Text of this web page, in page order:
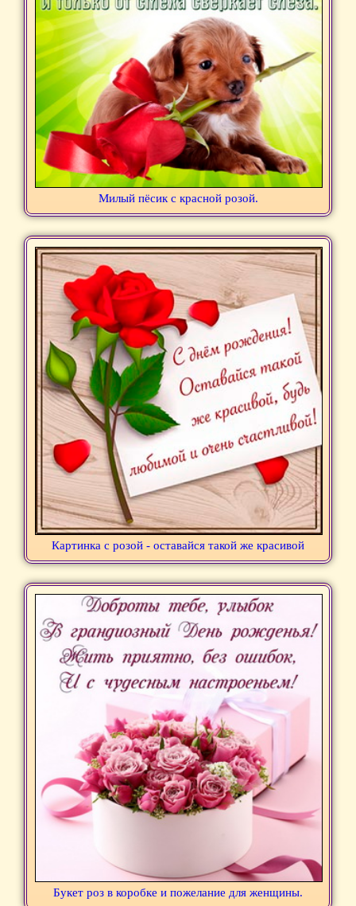
Милый пёсик с красной розой.
Картинка с розой - оставайся такой же красивой
Букет роз в коробке и пожелание для женщины.